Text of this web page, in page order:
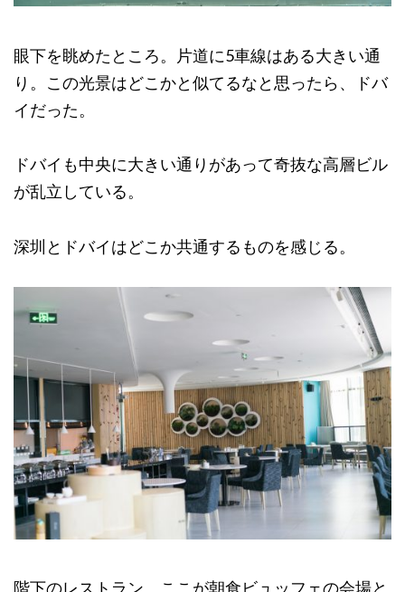
眼下を眺めたところ。片道に5車線はある大きい通
り。この光景はどこかと似てるなと思ったら、ドバ
イだった。
ドバイも中央に大きい通りがあって奇抜な高層ビル
が乱立している。
深圳とドバイはどこか共通するものを感じる。
階下のレストラン。ここが朝食ビュッフェの会場と